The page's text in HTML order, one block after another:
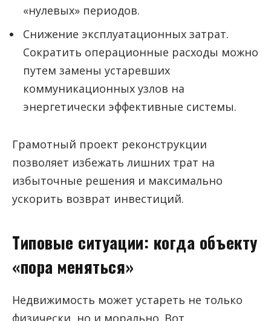
«нулевых» периодов.
Снижение эксплуатационных затрат.
Сократить операционные расходы можно
путем замены устаревших
коммуникационных узлов на
энергетически эффективные системы.
Грамотный проект реконструкции
позволяет избежать лишних трат на
избыточные решения и максимально
ускорить возврат инвестиций.
Типовые ситуации: когда объекту
«пора меняться»
Недвижимость может устареть не только
физически, но и морально. Вот